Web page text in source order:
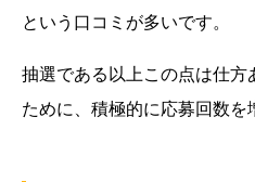
という口コミが多いです。
抽選である以上この点は仕方
ために、積極的に応募回数を